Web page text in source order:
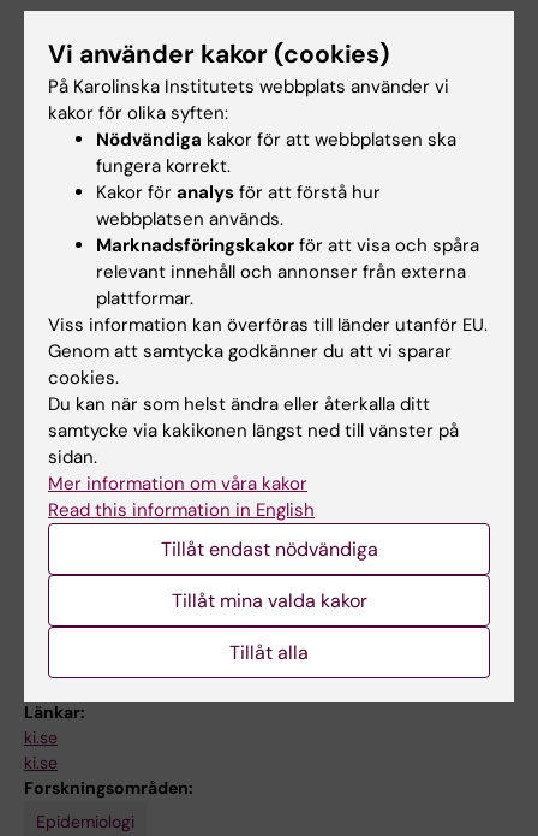
Undervisning
Lärare på kursen 'Studying Determinants
of Health', Master's Programme in Public
Health Sciences, Karolinska Institutet
(2020–)
Lärare på kursen 'Studying Distribution
of Health', Master's Programme in Public
Health Sciences, Karolinska Institutet
(2020–2023)
Lärare på kursen Epidemiology I,
doctoral course, Karolinska Institutet
(2023-)
Inbjuden talare om fysisk funktion och
fallskador bland äldre på kursen ‘Life-
course perspectives on ageing and
health’, Master's Programme in Public
Health Sciences, Stockholm Universitet
Länkar:
ki.se
ki.se
Forskningsområden:
Epidemiologi
Vi använder kakor (cookies)
På Karolinska Institutets webbplats använder vi
kakor för olika syften:
Nödvändiga kakor för att webbplatsen ska
fungera korrekt.
Kakor för analys för att förstå hur
webbplatsen används.
Marknadsföringskakor för att visa och spåra
relevant innehåll och annonser från externa
plattformar.
Viss information kan överföras till länder utanför EU.
Genom att samtycka godkänner du att vi sparar
cookies.
Du kan när som helst ändra eller återkalla ditt
samtycke via kakikonen längst ned till vänster på
sidan.
Mer information om våra kakor
Read this information in English
Tillåt endast nödvändiga
Tillåt mina valda kakor
Tillåt alla